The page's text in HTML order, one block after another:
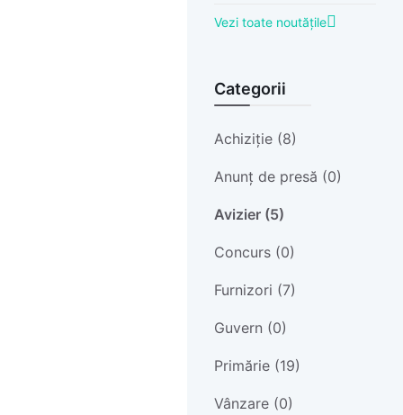
Vezi toate noutățile
Categorii
Achiziție (8)
Anunț de presă (0)
Avizier (5)
Concurs (0)
Furnizori (7)
Guvern (0)
Primărie (19)
Vânzare (0)